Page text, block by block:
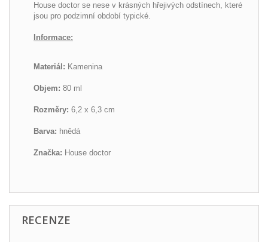
House doctor se nese v krásných hřejivých odstínech, které
jsou pro podzimní období typické.
Informace:
Materiál: Kamenina
Objem: 80 ml
Rozměry: 6,2 x 6,3 cm
Barva: hnědá
Značka: House doctor
RECENZE